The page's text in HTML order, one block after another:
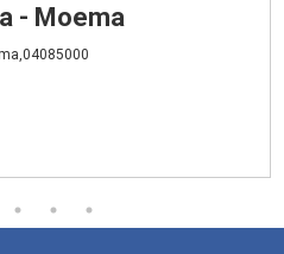
- Moema